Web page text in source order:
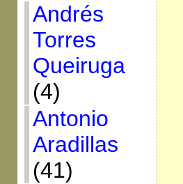
Andrés
Torres
Queiruga
(4)
Antonio
Aradillas
(41)